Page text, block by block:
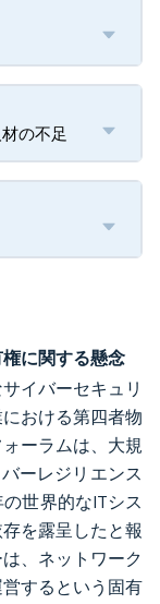
の不足
に関する懸念
イバーセキュリ
おける第四者物
ーラムは、大規
ーレジリエンス
世界的なITシス
を露呈したと報
、ネットワーク
するという固有